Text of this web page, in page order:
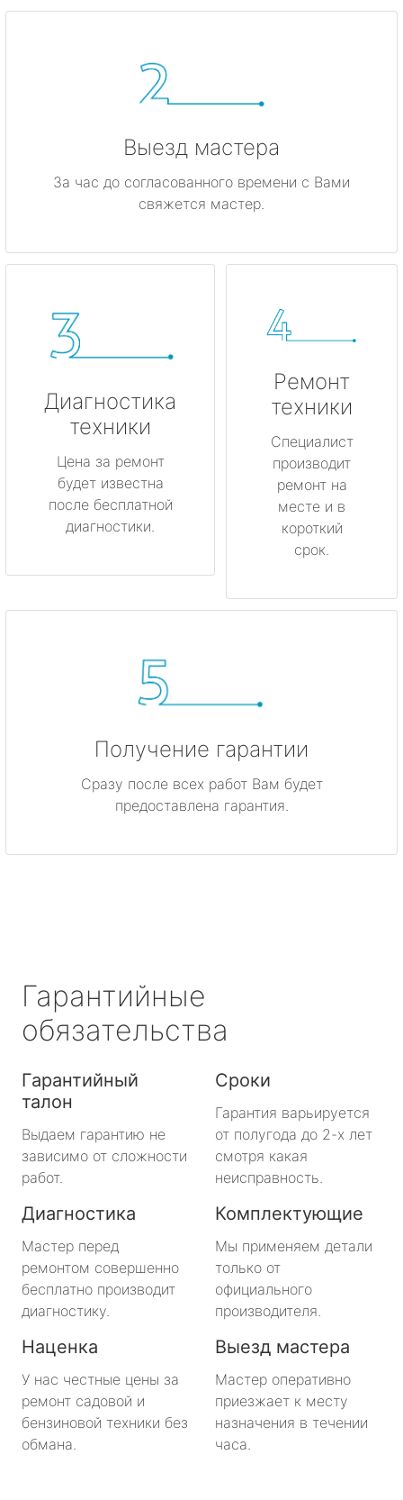
Выезд мастера
За час до согласованного времени с Вами
свяжется мастер.
Диагностика
техники
Цена за ремонт
будет известна
после бесплатной
диагностики.
Ремонт
техники
Специалист
производит
ремонт на
месте и в
короткий
срок.
Получение гарантии
Сразу после всех работ Вам будет
предоставлена гарантия.
Гарантийные
обязательства
Гарантийный
талон
Выдаем гарантию не
зависимо от сложности
работ.
Сроки
Гарантия варьируется
от полугода до 2-х лет
смотря какая
неисправность.
Диагностика
Мастер перед
ремонтом совершенно
бесплатно производит
диагностику.
Комплектующие
Мы применяем детали
только от
официального
производителя.
Наценка
У нас честные цены за
ремонт садовой и
бензиновой техники без
обмана.
Выезд мастера
Мастер оперативно
приезжает к месту
назначения в течении
часа.